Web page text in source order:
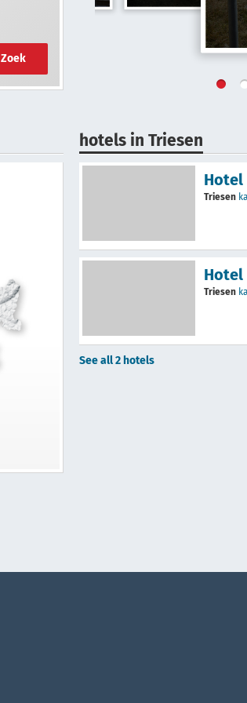
Zoek
hotels in Triesen
Hotel
Triesen
Triesen
See all 2 hotels